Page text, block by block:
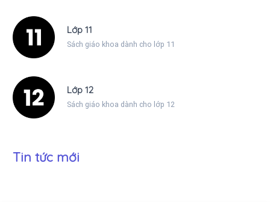
Lớp 11
Sách giáo khoa dành cho lớp 11
Lớp 12
Sách giáo khoa dành cho lớp 12
Tin tức mới